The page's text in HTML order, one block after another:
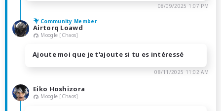
08/09/2025 1:07 PM
Community Member
Airtorq Loawd
Moogle [Chaos]
Ajoute moi que je t'ajoute si tu es intéressé
08/11/2025 11:02 AM
Eiko Hoshizora
Moogle [Chaos]